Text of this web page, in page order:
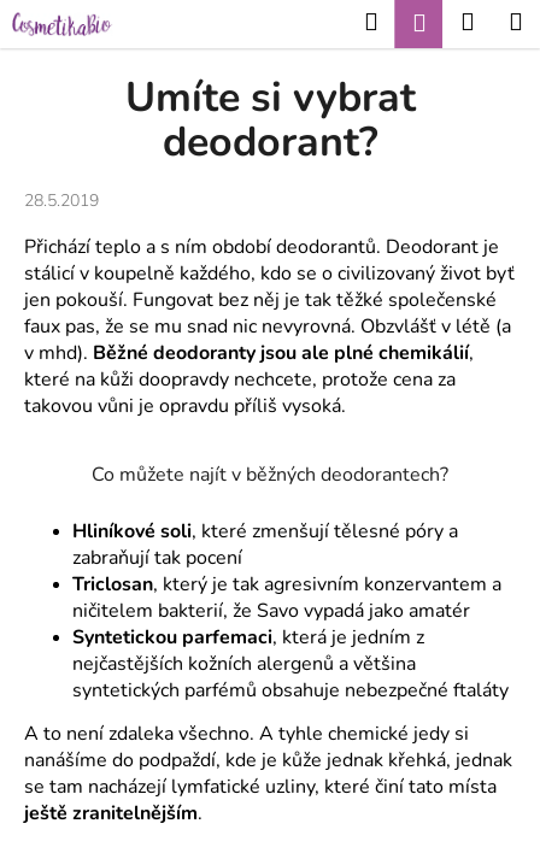
Přejít
na
obsah
HledatPřihlášení
Umíte si vybrat
deodorant?
28.5.2019
Přichází teplo a s ním období deodorantů. Deodorant je
stálicí v koupelně každého, kdo se o civilizovaný život byť
jen pokouší. Fungovat bez něj je tak těžké společenské
faux pas, že se mu snad nic nevyrovná. Obzvlášť v létě (a
v mhd). Běžné deodoranty jsou ale plné chemikálií,
které na kůži doopravdy nechcete, protože cena za
takovou vůni je opravdu příliš vysoká.
Co můžete najít v běžných deodorantech?
Hliníkové soli, které zmenšují tělesné póry a
zabraňují tak pocení
Triclosan, který je tak agresivním konzervantem a
ničitelem bakterií, že Savo vypadá jako amatér
Syntetickou parfemaci, která je jedním z
nejčastějších kožních alergenů a většina
syntetických parfémů obsahuje nebezpečné ftaláty
A to není zdaleka všechno. A tyhle chemické jedy si
nanášíme do podpaždí, kde je kůže jednak křehká, jednak
se tam nacházejí lymfatické uzliny, které činí tato místa
ještě zranitelnějším.
K
o
p
t
ř
e
b
u
j
HLEDAT